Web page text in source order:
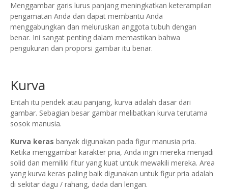
Menggambar garis lurus panjang meningkatkan keterampilan
pengamatan Anda dan dapat membantu Anda
menggabungkan dan meluruskan anggota tubuh dengan
benar. Ini sangat penting dalam memastikan bahwa
pengukuran dan proporsi gambar itu benar.
Kurva
Entah itu pendek atau panjang, kurva adalah dasar dari
gambar. Sebagian besar gambar melibatkan kurva terutama
sosok manusia.
Kurva keras banyak digunakan pada figur manusia pria.
Ketika menggambar karakter pria, Anda ingin mereka menjadi
solid dan memiliki fitur yang kuat untuk mewakili mereka. Area
yang kurva keras paling baik digunakan untuk figur pria adalah
di sekitar dagu / rahang, dada dan lengan.